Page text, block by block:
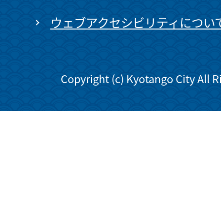
ウェブアクセシビリティについ
Copyright (c) Kyotango City All